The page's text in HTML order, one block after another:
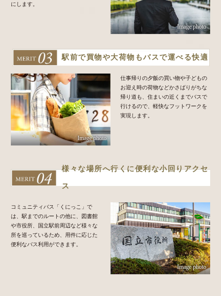
Image photo
にします。
駅前で買物や大荷物もバスで運べる快適
Image photo
仕事帰りの夕飯の買い物や子どもの
お迎え時の荷物などかさばりがちな
帰り道も、住まいの近くまでバスで
行けるので、軽快なフットワークを
実現します。
様々な場所へ行くに便利な小回りアクセ
ス
Image photo
コミュニティバス「くにっこ」で
は、駅までのルートの他に、図書館
や市役所、国立駅前周辺など様々な
所を巡っているため、用件に応じた
便利なバス利用ができます。